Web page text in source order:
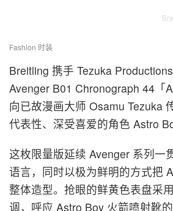
Fashion 时装
Breitling 携手 Tezuka
Avenger B01 Chronograph 44「
向已故漫画大师 Osamu Tezuka
代表性、深受喜爱的角色 Astro
这枚限量版延续 Avenger 系列一
语言，同时以极为鲜明的方式把
整体造型。抢眼的鲜黄色表盘采
调，呼应 Astro Boy 火箭喷射靴